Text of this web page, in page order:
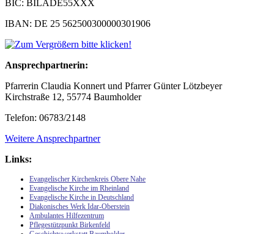
BIC: BILADE55XXX
IBAN: DE 25 562500300000301906
Ansprechpartnerin:
Pfarrerin Claudia Konnert und Pfarrer Günter Lötzbeyer
Kirchstraße 12, 55774 Baumholder
Telefon: 06783/2148
Weitere Ansprechpartner
Links:
Evangelischer Kirchenkreis Obere Nahe
Evangelische Kirche im Rheinland
Evangelische Kirche in Deutschland
Diakonisches Werk Idar-Oberstein
Ambulantes Hilfezentrum
Pflegestützpunkt Birkenfeld